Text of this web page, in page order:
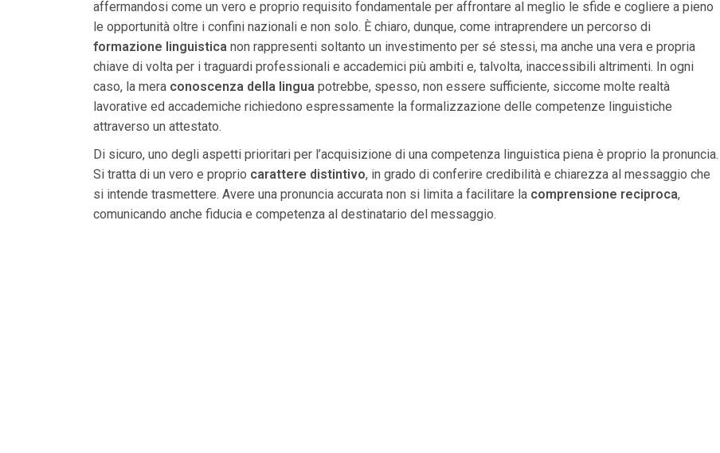
affermandosi come un vero e proprio requisito fondamentale per affrontare al meglio le sfide e cogliere a pieno
le opportunità oltre i confini nazionali e non solo. È chiaro, dunque, come intraprendere un percorso di
formazione linguistica non rappresenti soltanto un investimento per sé stessi, ma anche una vera e propria
chiave di volta per i traguardi professionali e accademici più ambiti e, talvolta, inaccessibili altrimenti. In ogni
caso, la mera conoscenza della lingua potrebbe, spesso, non essere sufficiente, siccome molte realtà
lavorative ed accademiche richiedono espressamente la formalizzazione delle competenze linguistiche
attraverso un attestato.
Di sicuro, uno degli aspetti prioritari per l’acquisizione di una competenza linguistica piena è proprio la pronuncia.
Si tratta di un vero e proprio carattere distintivo, in grado di conferire credibilità e chiarezza al messaggio che
si intende trasmettere. Avere una pronuncia accurata non si limita a facilitare la comprensione reciproca,
comunicando anche fiducia e competenza al destinatario del messaggio.